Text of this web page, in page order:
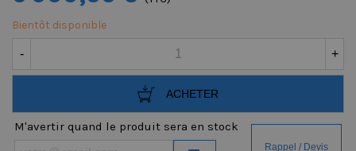
Bientôt disponible
- +
ACHETER
M'avertir quand le produit sera en stock